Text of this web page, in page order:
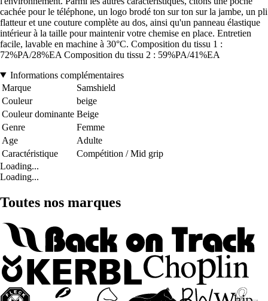
cachée pour le téléphone, un logo brodé ton sur ton sur la jambe, un pli
flatteur et une couture complète au dos, ainsi qu'un panneau élastique
intérieur à la taille pour maintenir votre chemise en place. Entretien
facile, lavable en machine à 30°C. Composition du tissu 1 :
72%PA/28%EA Composition du tissu 2 : 59%PA/41%EA
Informations complémentaires
Marque
Samshield
Couleur
beige
Couleur dominante Beige
Genre
Femme
Age
Adulte
Caractéristique
Compétition / Mid grip
Loading...
Loading...
Toutes nos marques